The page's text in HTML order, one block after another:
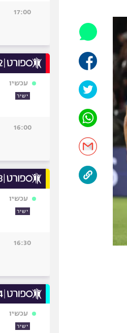
17:00
עכשיו
ישיר
16:00
עכשיו
ישיר
16:30
עכשיו
ישיר